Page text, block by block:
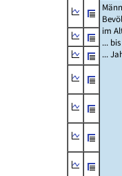
im
...
...